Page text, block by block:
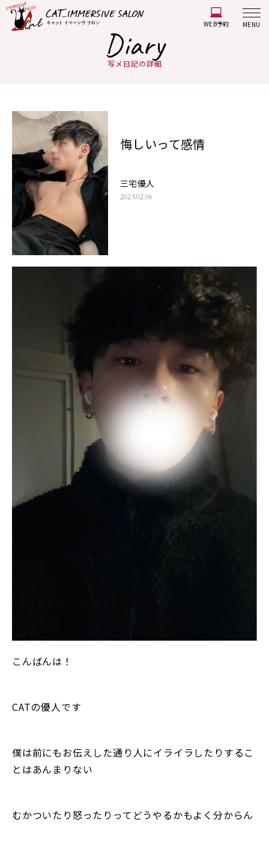
WEB予約 MENU
Diary
写メ日記の詳細
悔しいって感情
三宅優人
2025.02.06
こんばんは！
CATの優人です
僕は前にもお伝えした通り人にイライラしたりするこ
とはあんまりない
むかついたり怒ったりってどうやるかもよく分からん